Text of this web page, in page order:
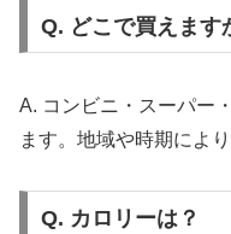
Q. どこで買えます
A. コンビニ・スーパー
ます。地域や時期によ
Q. カロリーは？